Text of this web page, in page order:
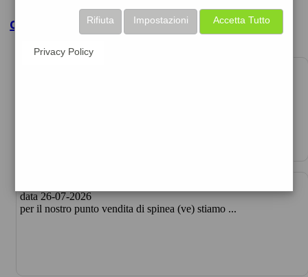
clicca per maggiori dettagli
data 26-07-2026
per il nostro punto vendita di spinea (ve) stiamo ...
Accetta Tutto
Impostazioni
Rifiuta
Privacy Policy